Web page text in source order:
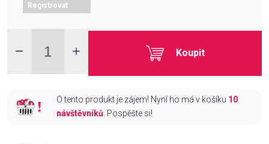
Registrovat
Koupit
O tento produkt je zájem! Nyní ho má v košíku 10
návštěvníků. Pospěšte si!